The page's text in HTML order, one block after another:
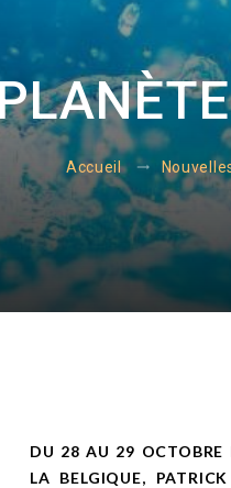
Accueil
DU 28 AU 29 OCTOBRE
LA BELGIQUE,